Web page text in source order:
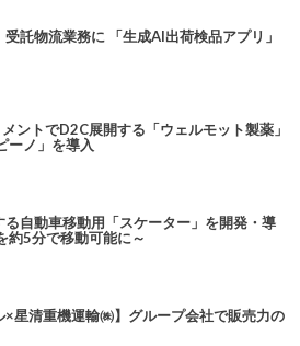
託物流業務に 「生成AI出荷検品アプリ」
ントでD2C展開する「ウェルモット製薬」
ーノ」を導入
自動車移動用「スケーター」を開発・導
約5分で移動可能に～
×星清重機運輸㈱】グループ会社で販売力の